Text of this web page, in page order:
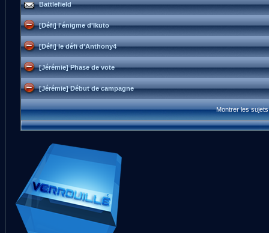
Battlefield
[Défi] l'énigme d'Ikuto
[Défi] le défi d'Anthony4
[Jérémie] Phase de vote
[Jérémie] Début de campagne
Montrer les